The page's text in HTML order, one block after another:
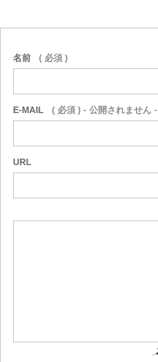
名前 ( 必須 )
E-MAIL ( 必須 ) - 公開されません -
URL